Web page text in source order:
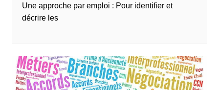
Une approche par emploi : Pour identifier et
décrire les